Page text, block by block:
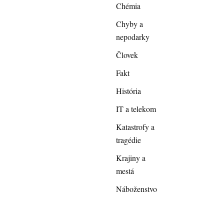
Chémia
Chyby a
nepodarky
Človek
Fakt
História
IT a telekom
Katastrofy a
tragédie
Krajiny a
mestá
Náboženstvo